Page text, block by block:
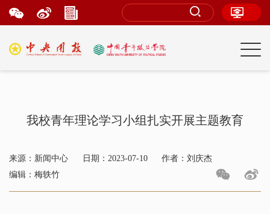
我校青年理论学习小组扎实开展主题教育
来源：新闻中心 日期：2023-07-10
作者：刘庆杰
编辑：梅轶竹